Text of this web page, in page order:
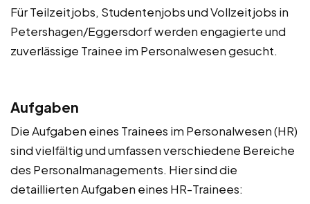
Für Teilzeitjobs, Studentenjobs und Vollzeitjobs in
Petershagen/Eggersdorf werden engagierte und
zuverlässige Trainee im Personalwesen gesucht.
Aufgaben
Die Aufgaben eines Trainees im Personalwesen (HR)
sind vielfältig und umfassen verschiedene Bereiche
des Personalmanagements. Hier sind die
detaillierten Aufgaben eines HR-Trainees: